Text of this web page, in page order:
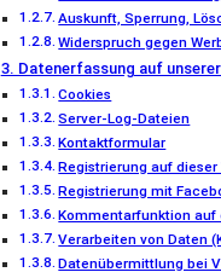
Auskunft, Sperrung,
Widerspruch gegen
3. Datenerfassung auf
Cookies
Server-Log-Dateien
Kontaktformular
Registrierung auf dieser
Registrierung mit
Kommentarfunktion auf
Verarbeiten von Daten
Datenübermittlung bei